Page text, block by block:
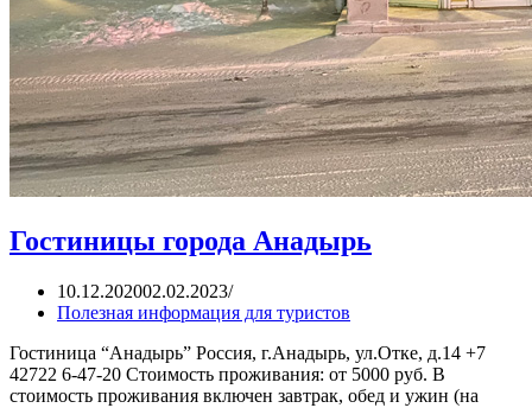
Гостиницы города Анадырь
10.12.202002.02.2023
Полезная информация для туристов
Гостиница “Анадырь” Россия, г.Анадырь, ул.Отке, д.14 +7
42722 6-47-20 Стоимость проживания: от 5000 руб. В
стоимость проживания включен завтрак, обед и ужин (на